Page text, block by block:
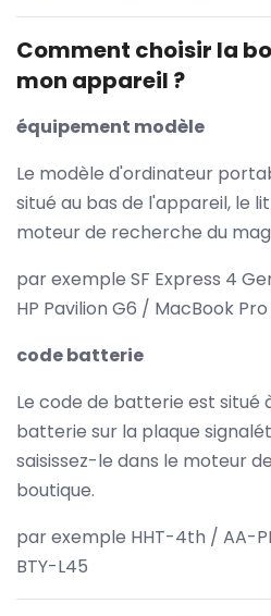
Comment choisir la
mon appareil ?
équipement modèle
Le modèle d'ordinateur
situé au bas de l'appareil, le
moteur de recherche du
par exemple SF Express 4
HP Pavilion G6 / MacBook Pro
code batterie
Le code de batterie est situé
batterie sur la plaque
saisissez-le dans le moteur
boutique.
par exemple HHT-4th / AA-
BTY-L45